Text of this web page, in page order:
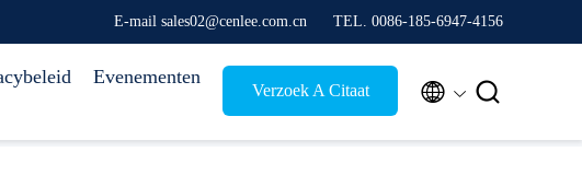
E-mail sales02@cenlee.com.cn TEL. 0086-185-6947-4156
Evenementen
Verzoek A Citaat  